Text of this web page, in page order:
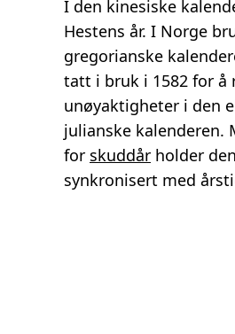
I den kinesiske
Hestens år. I Norge
gregorianske
tatt i bruk i 1582 for å
unøyaktigheter i den
julianske kalenderen.
for skuddår holder
synkronisert med